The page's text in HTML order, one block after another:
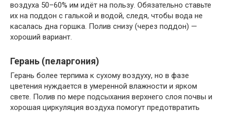
воздуха 50–60% им идёт на пользу. Обязательно ставьте
их на поддон с галькой и водой, следя, чтобы вода не
касалась дна горшка. Полив снизу (через поддон) —
хороший вариант.
Герань (пеларгония)
Герань более терпима к сухому воздуху, но в фазе
цветения нуждается в умеренной влажности и ярком
свете. Полив по мере подсыхания верхнего слоя почвы и
хорошая циркуляция воздуха помогут предотвратить